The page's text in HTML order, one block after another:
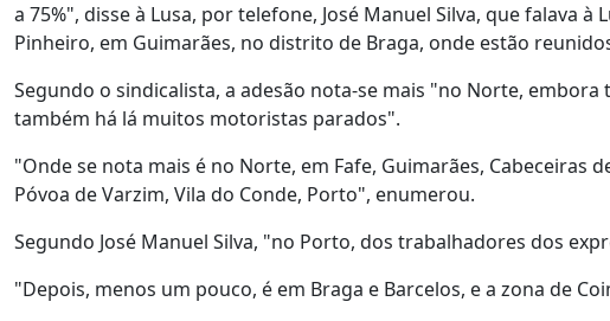
a 75%", disse à Lusa, por telefone, José Manuel Silva, que falava
Pinheiro, em Guimarães, no distrito de Braga, onde estão
Segundo o sindicalista, a adesão nota-se mais "no Norte,
também há lá muitos motoristas parados".
"Onde se nota mais é no Norte, em Fafe, Guimarães, Cabeceiras
Póvoa de Varzim, Vila do Conde, Porto", enumerou.
Segundo José Manuel Silva, "no Porto, dos trabalhadores dos
"Depois, menos um pouco, é em Braga e Barcelos, e a zona de